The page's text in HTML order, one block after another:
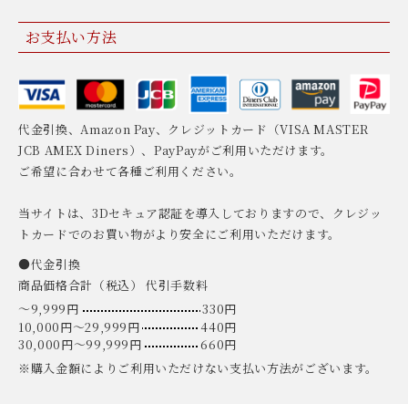
お支払い方法
代金引換、Amazon Pay、クレジットカード（VISA MASTER
JCB AMEX Diners）、PayPayがご利用いただけます。
ご希望に合わせて各種ご利用ください。
当サイトは、3Dセキュア認証を導入しておりますので、クレジッ
トカードでのお買い物がより安全にご利用いただけます。
●代金引換
商品価格合計（税込） 代引手数料
〜9,999円
330円
10,000円〜29,999円
440円
30,000円〜99,999円
660円
※購入金額によりご利用いただけない支払い方法がございます。